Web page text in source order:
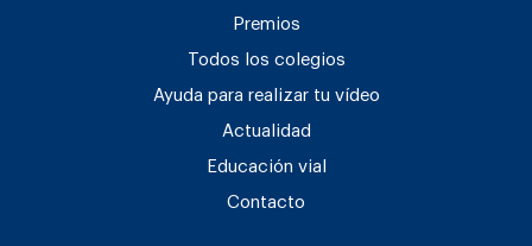
Premios
Todos los colegios
Ayuda para realizar tu vídeo
Actualidad
Educación vial
Contacto